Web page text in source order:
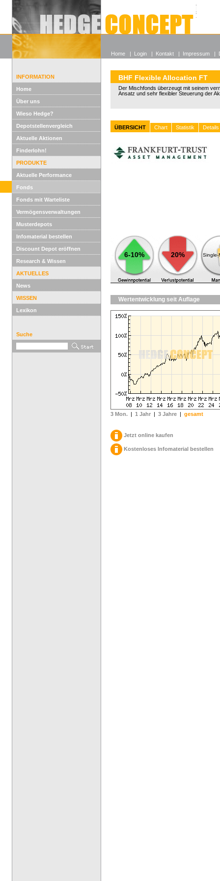
Alle
Wieso
INFORMATION
Home
Über uns
Wieso Hedge?
Depotstellenvergleich
Aktuelle Aktionen
Finderlohn!
PRODUKTE
Aktuelle Performance
Fonds
Fonds mit Warteliste
Vermögensverwaltungen
Musterdepots
Infomaterial bestellen
Discount Depot eröffnen
Research & Wissen
AKTUELLES
News
WISSEN
Lexikon
Suche
BHF Flexible Allocation FT
Der Mischfonds überzeugt mit seinem
Ansatz und sehr flexibler Steuerung der
ÜBERSICHT Chart Statistik Details
6-10% 20% Single-
Wertentwicklung seit Auflage
3 Mon. | 1 Jahr | 3 Jahre | gesamt
Jetzt online kaufen
Kostenloses Infomaterial bestellen
Home | Login | Kontakt | Impressum |